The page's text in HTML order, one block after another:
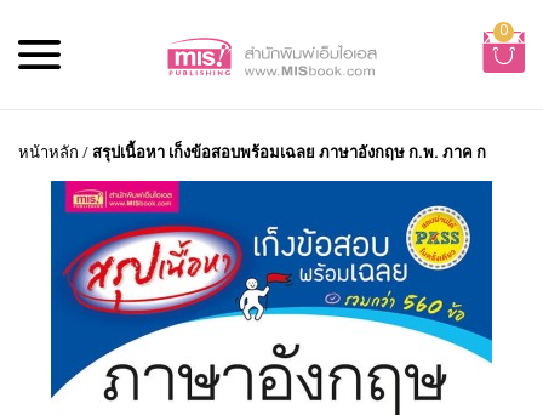
0
หน้าหลัก /สรุปเนื้อหา เก็งข้อสอบพร้อมเฉลย ภาษาอังกฤษ ก.พ. ภาค ก